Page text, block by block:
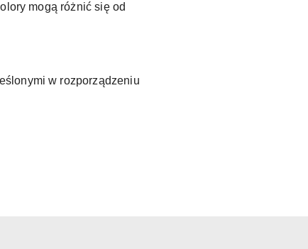
mogą różnić się od
w rozporządzeniu